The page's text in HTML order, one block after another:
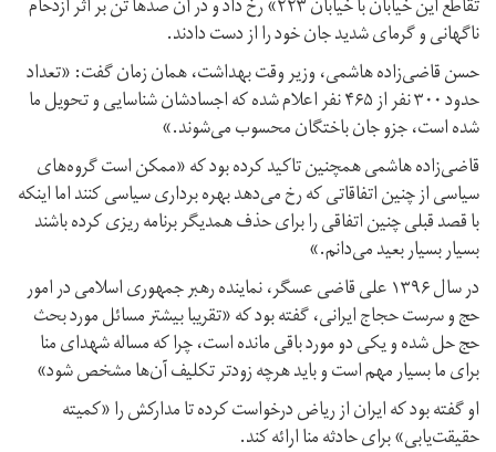
تقاطع این خیابان با خیابان ۲۲۳» رخ داد و در آن صدها تن بر اثر ازدحام
ناگهانی و گرمای شدید جان خود را از دست دادند.
حسن قاضی‌زاده هاشمی، وزیر وقت بهداشت، همان زمان گفت: «تعداد
حدود ۳۰۰ نفر از ۴۶۵ نفر اعلام شده که اجسادشان شناسایی و تحویل ما
شده است، جزو جان باختگان محسوب می‌شوند.»
قاضی‌زاده هاشمی همچنین تاکید کرده بود که «ممکن است گروه‌های
سیاسی از چنین اتفاقاتی که رخ می‌دهد بهره برداری سیاسی کنند اما اینکه
با قصد قبلی چنین اتفاقی را برای حذف همدیگر برنامه ریزی کرده باشند
بسیار بسیار بعید می‌دانم.»
در سال ۱۳۹۶ علی قاضی عسگر، نماینده رهبر جمهوری اسلامی در امور
حج و سرست حجاج ایرانی، گفته بود که «تقریبا بیشتر مسائل مورد بحث
حج حل شده و یکی دو مورد باقی مانده است، چرا که مساله شهدای منا
برای ما بسیار مهم است و باید هرچه زودتر تکلیف آن‌ها مشخص شود»
او گفته بود که ایران از ریاض درخواست کرده تا مدارکش را «کمیته
حقیقت‌یابی» برای حادثه منا ارائه کند.